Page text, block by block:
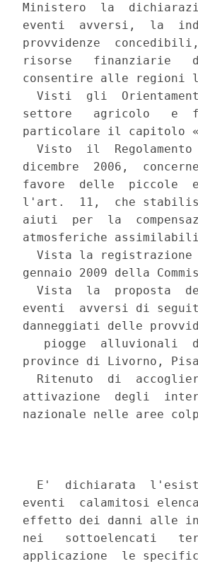
Ministero  la
eventi  avversi,  la
provvidenze
risorse   finanziarie
consentire alle regioni
Visti  gli
settore   agricolo   e
particolare il capitolo
Visto  il
dicembre  2006,
favore  delle  piccole
l'art.  11,  che
aiuti  per  la
atmosferiche
Vista la
gennaio 2009 della
Vista  la  proposta
eventi  avversi di
danneggiati delle
piogge  alluvionali
province di Livorno,
Ritenuto  di
attivazione  degli
nazionale nelle aree
E'  dichiarata
eventi  calamitosi
effetto dei danni alle
nei   sottoelencati
applicazione  le